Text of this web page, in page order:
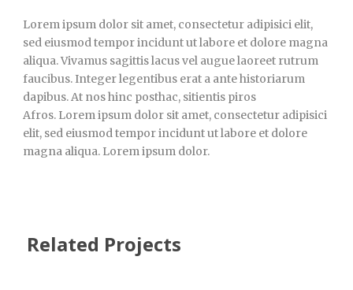
Lorem ipsum dolor sit amet, consectetur adipisici elit,
sed eiusmod tempor incidunt ut labore et dolore magna
aliqua. Vivamus sagittis lacus vel augue laoreet rutrum
faucibus. Integer legentibus erat a ante historiarum
dapibus. At nos hinc posthac, sitientis piros
Afros. Lorem ipsum dolor sit amet, consectetur adipisici
elit, sed eiusmod tempor incidunt ut labore et dolore
magna aliqua. Lorem ipsum dolor.
Related Projects